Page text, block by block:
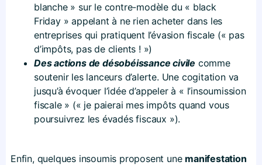
blanche » sur le contre-modèle du « black
Friday » appelant à ne rien acheter dans les
entreprises qui pratiquent l’évasion fiscale (« pas
d’impôts, pas de clients ! »)
Des actions de désobéissance civile comme
soutenir les lanceurs d’alerte. Une cogitation va
jusqu’à évoquer l’idée d’appeler à « l’insoumission
fiscale » (« je paierai mes impôts quand vous
poursuivrez les évadés fiscaux »).
Enfin, quelques insoumis proposent une manifestation